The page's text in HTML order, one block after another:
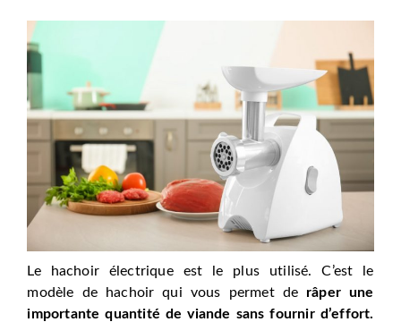
Le hachoir électrique est le plus utilisé. C’est le
modèle de hachoir qui vous permet de râper une
importante quantité de viande sans fournir d’effort.